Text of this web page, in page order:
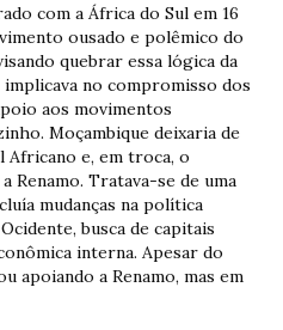
com a África do Sul em 16
ousado e polêmico do
quebrar essa lógica da
no compromisso dos
aos movimentos
Moçambique deixaria de
Africano e, em troca, o
Renamo. Tratava-se de uma
mudanças na política
busca de capitais
interna. Apesar do
apoiando a Renamo, mas em